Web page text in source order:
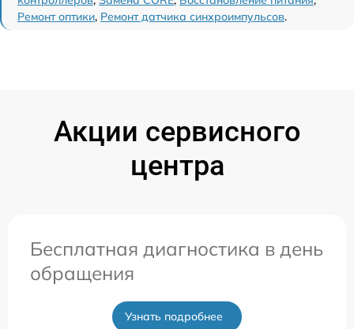
Ремонт оптики, Ремонт датчика синхроимпульсов.
Акции сервисного
центра
Бесплатная диагностика в день
обращения
Узнать подробнее